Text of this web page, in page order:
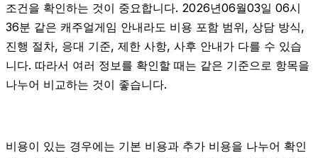
조건을 확인하는 것이 중요합니다. 2026년06월03일 06시
36분 같은 캐주얼게임 안내라도 비용 포함 범위, 상담 방식,
진행 절차, 응대 기준, 제한 사항, 사후 안내가 다를 수 있습
니다. 따라서 여러 정보를 확인할 때는 같은 기준으로 항목을
나누어 비교하는 것이 좋습니다.
비용이 있는 경우에는 기본 비용과 추가 비용을 나누어 확인